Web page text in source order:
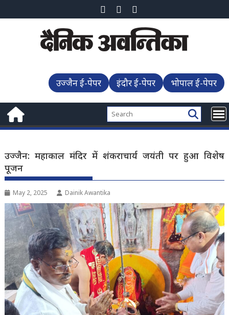
to
उज्जैन ई-पेपर इंदौर ई-पेपर भोपाल ई-पेपर
उज्जैन: महाकाल मंदिर में शंकराचार्य जयंती पर हुआ विशेष
पूजन
May 2, 2025 Dainik Awantika